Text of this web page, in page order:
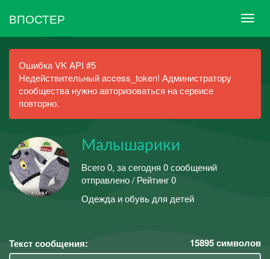
ВПОСТЕР
Ошибка VK API #5
Недействительный access_token! Администратору
сообщества нужно авторизоваться на сервисе
повторно.
Малышарики
Всего 0, за сегодня 0 сообщений
отправлено / Рейтинг 0
Одежда и обувь для детей
Текст сообщения: 15895символов